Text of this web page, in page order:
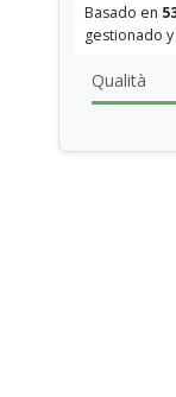
Basado en
gestionado
Qualità